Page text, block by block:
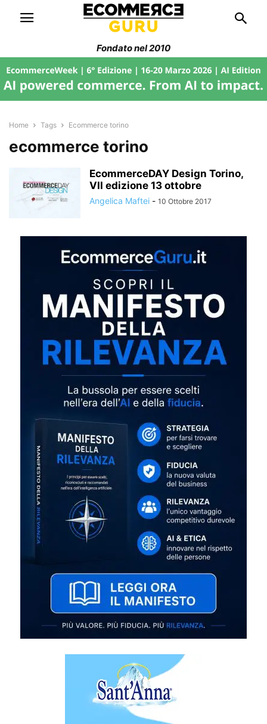
Fondato nel 2010
Home Tags Ecommerce torino
ecommerce torino
EcommerceDAY Design Torino,
VII edizione 13 ottobre
Angelica Maftei - 10 Ottobre 2017